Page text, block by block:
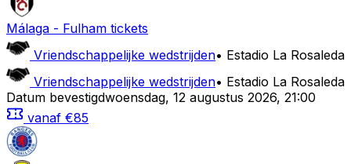
Málaga - Fulham tickets
Vriendschappelijke wedstrijden• Estadio La Rosaleda
Vriendschappelijke wedstrijden• Estadio La Rosaleda
Datum bevestigdwoensdag, 12 augustus 2026, 21:00
vanaf €85